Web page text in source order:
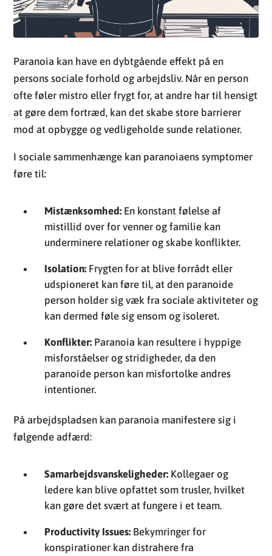
Paranoia kan have en dybtgående effekt på en
persons sociale forhold og arbejdsliv. Når en person
ofte føler mistro eller frygt for, at andre har til hensigt
at gøre dem fortræd, kan det skabe store barrierer
mod at opbygge og vedligeholde sunde relationer.
I sociale sammenhænge kan paranoiaens symptomer
føre til:
Mistænksomhed: En konstant følelse af
mistillid over for venner og familie kan
underminere relationer og skabe konflikter.
Isolation: Frygten for at blive forrådt eller
udspioneret kan føre til, at den paranoide
person holder sig væk fra sociale aktiviteter og
kan dermed føle sig ensom og isoleret.
Konflikter: Paranoia kan resultere i hyppige
misforståelser og stridigheder, da den
paranoide person kan misfortolke andres
intentioner.
På arbejdspladsen kan paranoia manifestere sig i
følgende adfærd:
Samarbejdsvanskeligheder: Kollegaer og
ledere kan blive opfattet som trusler, hvilket
kan gøre det svært at fungere i et team.
Productivity Issues: Bekymringer for
konspirationer kan distrahere fra